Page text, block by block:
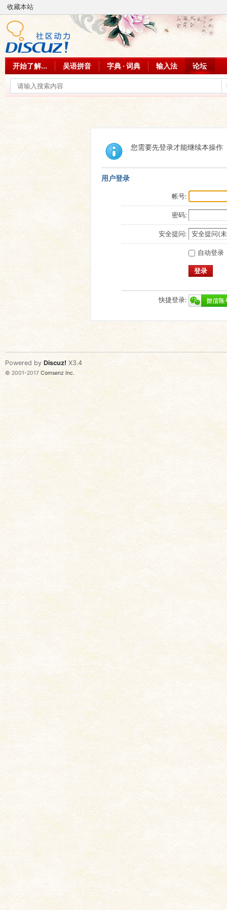
收藏本站
开始了解... 吴语拼音 字典 · 词典 输入法 论坛
您需要先登录才能继续本操作
用户登录
帐号:
密码:
安全提问:
自动登录
登录
快捷登录:
Powered by Discuz! X3.4
© 2001-2017 Comsenz Inc.